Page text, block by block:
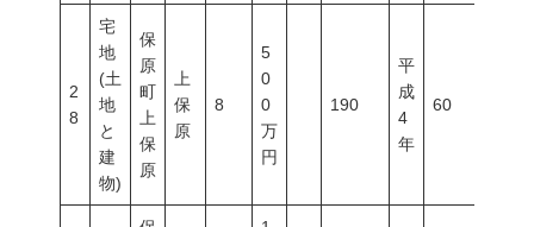
2
8
宅
地
(土
地
と
建
物)
保
原
町
上
保
原
上
保
原
8
5
0
0
万
円
190
平
成
4
年
60